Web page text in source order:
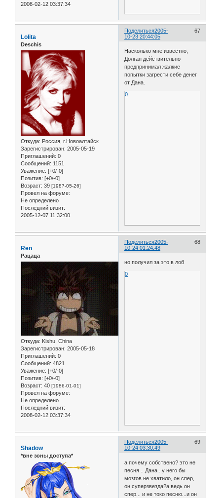
2008-02-12 03:37:34
Поделиться 67
2005-
10-23 20:44:05
Lolita
Deschis
Откуда: Россия, г.Новоалтайск
Зарегистрирован: 2005-05-19
Приглашений: 0
Сообщений: 1151
Уважение: [+0/-0]
Позитив: [+0/-0]
Возраст: 39 [1987-05-26]
Провел на форуме:
Не определено
Последний визит:
2005-12-07 11:32:00
Насколько мне известно,
Долган действительно
предпринимал жалкие
попытки загрести себе денег
от Дана.
0
Поделиться 68
2005-
10-24 01:24:48
Ren
Рацаца
Откуда: Kishu, China
Зарегистрирован: 2005-05-18
Приглашений: 0
Сообщений: 4821
Уважение: [+0/-0]
Позитив: [+0/-0]
Возраст: 40 [1986-01-01]
Провел на форуме:
Не определено
Последний визит:
2008-02-12 03:37:34
но получил за это в лоб
0
Поделиться 69
2005-
10-24 03:30:49
Shadow
*вне зоны доступа*
а почему собствено? это не
песня ...Дана...у него бы
мозгов не хватило, он спер,
он суперзвезда?а ведь он
спер... и не токо песню...и он